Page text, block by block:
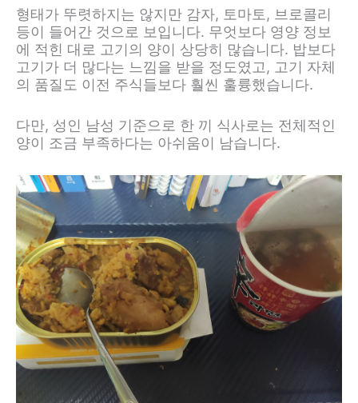
형태가 뚜렷하지는 않지만 감자, 토마토, 브로콜리
등이 들어간 것으로 보입니다. 무엇보다 영양 정보
에 적힌 대로 고기의 양이 상당히 많습니다. 밥보다
고기가 더 많다는 느낌을 받을 정도였고, 고기 자체
의 품질도 이전 주식들보다 훨씬 훌륭했습니다.
다만, 성인 남성 기준으로 한 끼 식사로는 전체적인
양이 조금 부족하다는 아쉬움이 남습니다.